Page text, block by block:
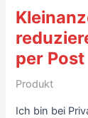
Polysyllabic
Spree,
von
Nick
–
6/10
per Post
Produkt
Ich bin bei